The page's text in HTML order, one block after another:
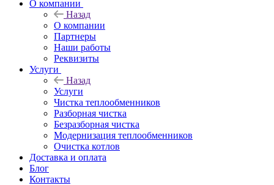
О компании
Назад
О компании
Партнеры
Наши работы
Реквизиты
Услуги
Назад
Услуги
Чистка теплообменников
Разборная чистка
Безразборная чистка
Модернизация теплообменников
Очистка котлов
Доставка и оплата
Блог
Контакты